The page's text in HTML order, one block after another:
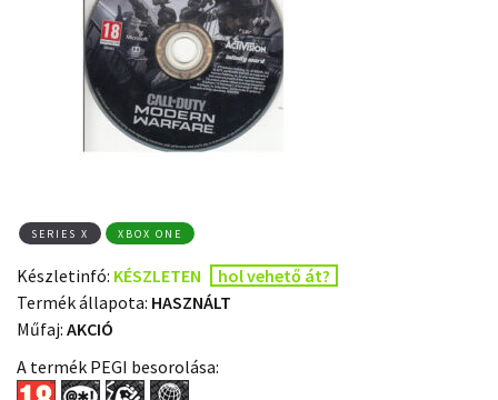
SERIES X XBOX ONE
Készletinfó: KÉSZLETEN
hol vehető át?
Termék állapota: HASZNÁLT
Műfaj: AKCIÓ
A termék PEGI besorolása: